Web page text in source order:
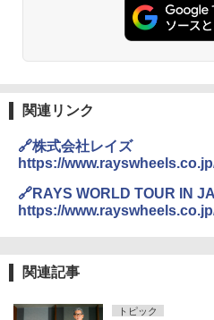
関連リンク
🔗株式会社レイズ
https://
🔗RAYS WORLD TOUR IN
https://
関連記事
トピック